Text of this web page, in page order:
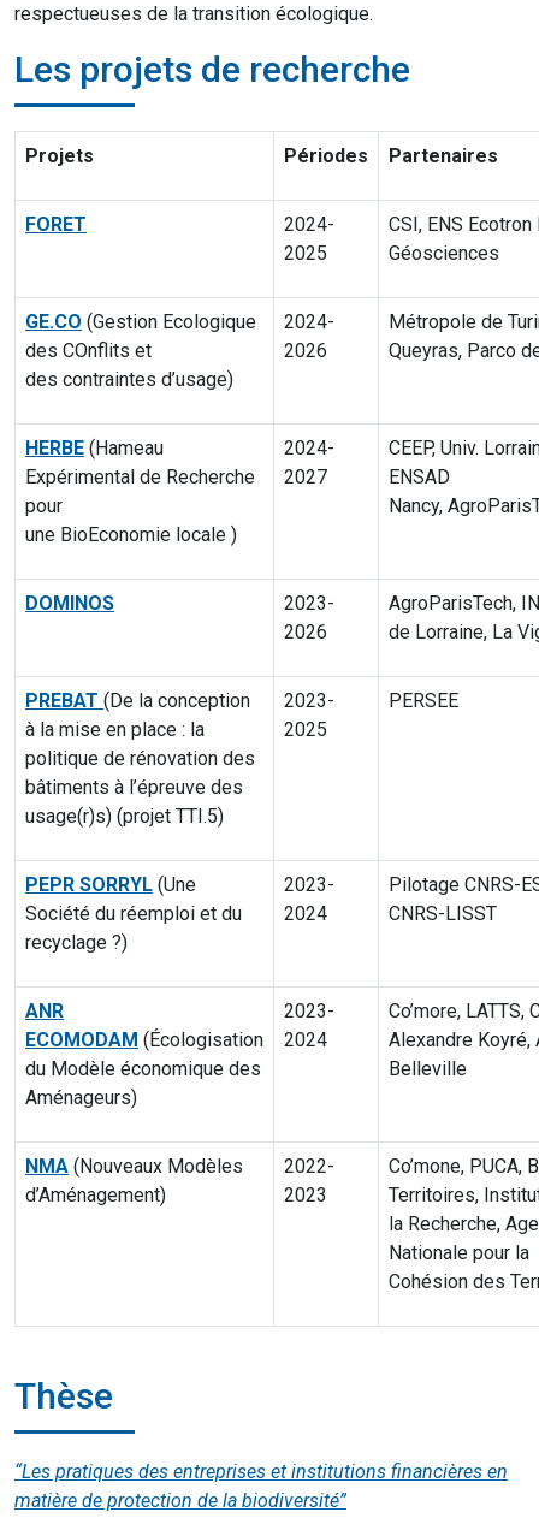
respectueuses de la transition écologique.
Les projets de recherche
Projets Périodes Partenaires
FORET
2024-
2025
CSI, ENS Ecotron
Géosciences
GE.CO (Gestion Ecologique
des COnflits et
des contraintes d’usage)
2024-
2026
Métropole de
Queyras, Parco
HERBE (Hameau
Expérimental de Recherche
pour
une BioEconomie locale )
2024-
2027
CEEP, Univ.
ENSAD
Nancy,
DOMINOS
2023-
2026
AgroParisTech,
de Lorraine, La
PREBAT (De la conception
à la mise en place : la
politique de rénovation des
bâtiments à l’épreuve des
usage(r)s) (projet TTI.5)
2023-
2025
PERSEE
PEPR SORRYL (Une
Société du réemploi et du
recyclage ?)
2023-
2024
Pilotage CNRS-
CNRS-LISST
ANR
ECOMODAM (Écologisation
du Modèle économique des
Aménageurs)
2023-
2024
Co’more, LATTS,
Alexandre Koyré,
Belleville
NMA (Nouveaux Modèles
d’Aménagement)
2022-
2023
Co’mone, PUCA,
Territoires,
la Recherche,
Nationale pour la
Cohésion des
Thèse
“Les pratiques des entreprises et institutions financières en
matière de protection de la biodiversité”